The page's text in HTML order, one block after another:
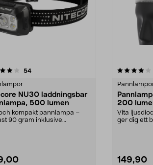
54recensioner
NU30 laddningsbar
500 lumen
kompakt pannlampa –
90 gram inklusive
4.0 av 5 stjärnor
200
Vita
ger dig ett
149,90